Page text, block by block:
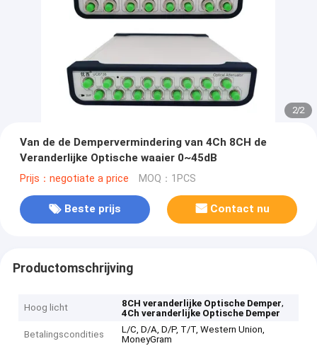
2/2
Van de de Dempervermindering van 4Ch 8CH de
Veranderlijke Optische waaier 0~45dB
Prijs：negotiate a price MOQ：1PCS
Beste prijs Contact nu
Productomschrijving
Hoog licht 8CH veranderlijke Optische Demper,
4Ch veranderlijke Optische Demper
Betalingscondities
L/C, D/A, D/P, T/T, Western Union,
MoneyGram